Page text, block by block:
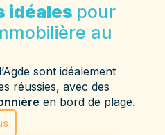
idéales pour
au
sont idéalement
réussies, avec des
en bord de plage.